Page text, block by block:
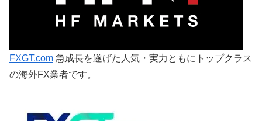
FXGT.com 急成長を遂げた人気・実力ともにトップクラス
の海外FX業者です。